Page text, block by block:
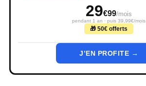
29€99/mois
pendant 1 an · puis 39,99€/mois
🎁 50€ offerts
J’EN PROFITE →